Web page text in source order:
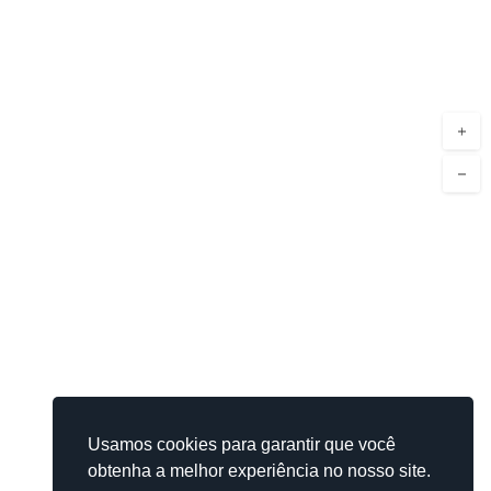
Usamos cookies para garantir que você
obtenha a melhor experiência no nosso site.
+
−